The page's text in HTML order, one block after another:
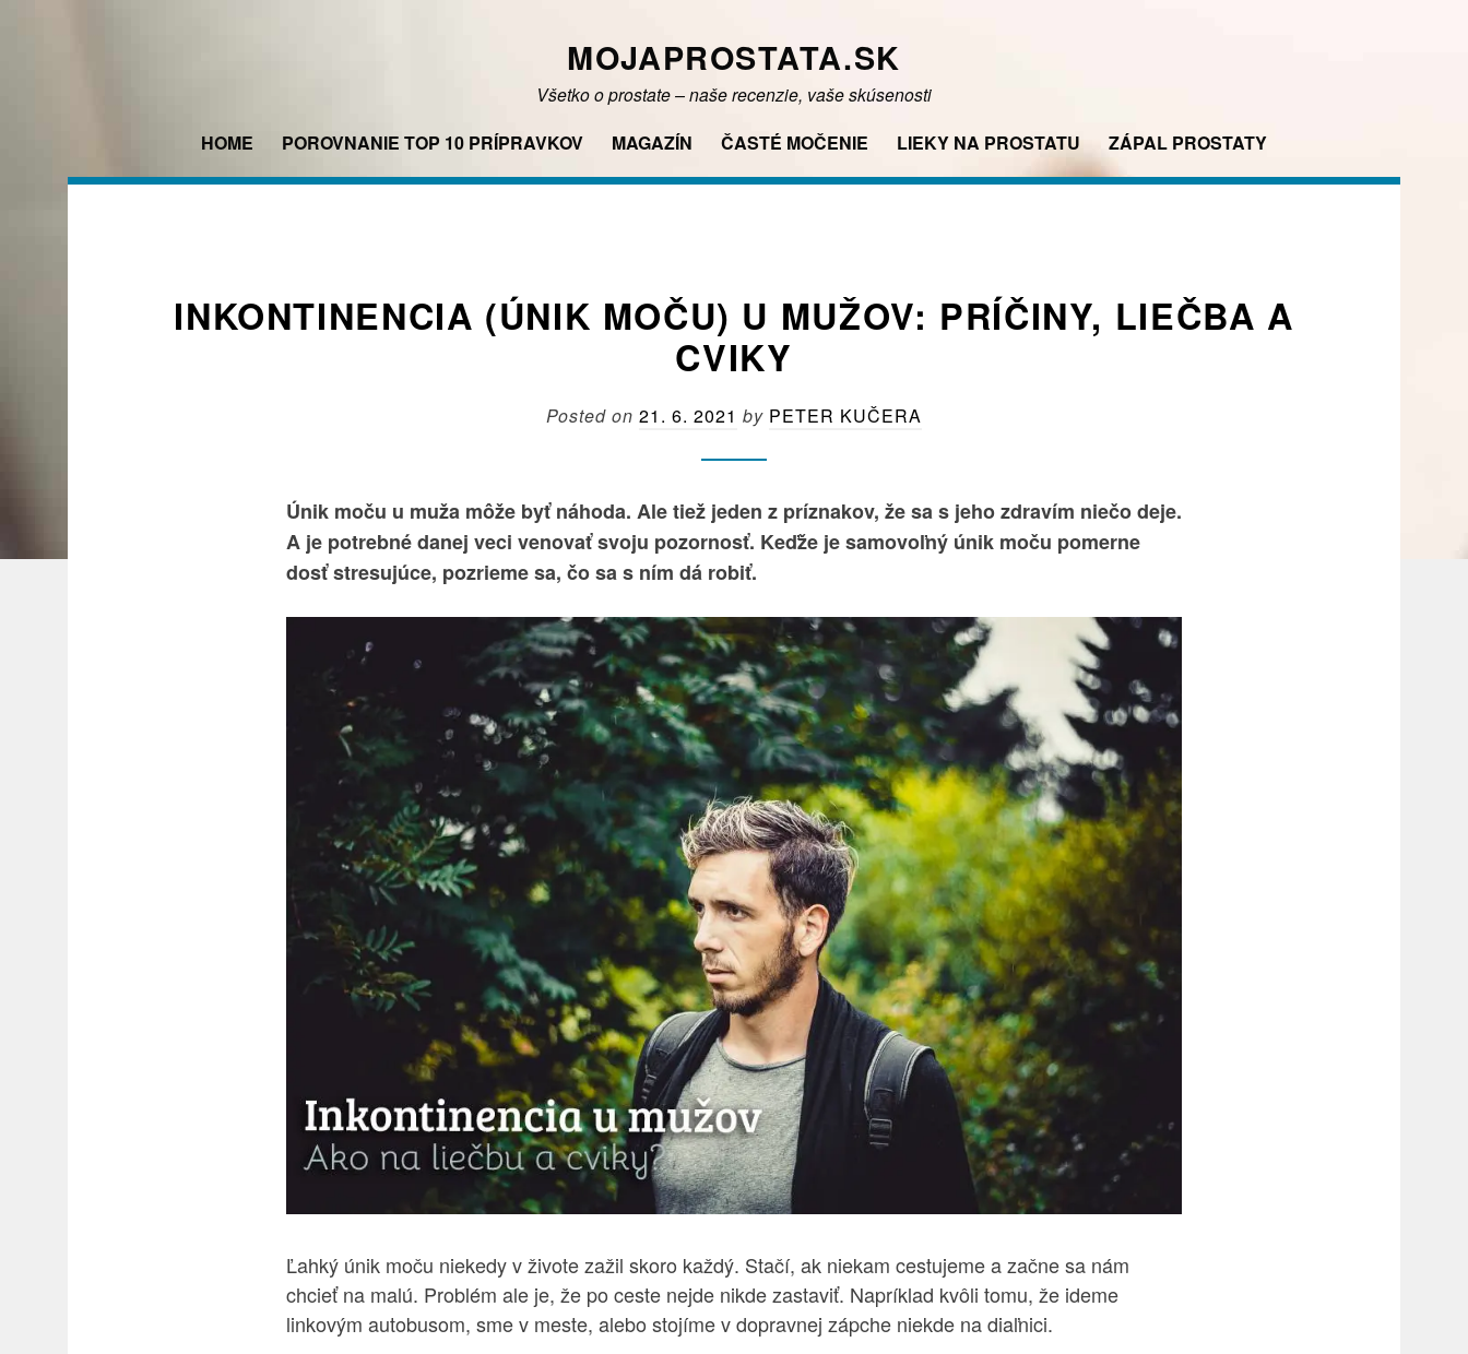
MOJAPROSTATA.SK
Všetko o prostate – naše recenzie, vaše skúsenosti
HOME POROVNANIE TOP 10 PRÍPRAVKOV MAGAZÍN ČASTÉ MOČENIE LIEKY NA PROSTATU ZÁPAL PROSTATY
INKONTINENCIA (ÚNIK MOČU) U MUŽOV: PRÍČINY, LIEČBA A
CVIKY
Posted on 21. 6. 2021 by PETER KUČERA
Únik moču u muža môže byť náhoda. Ale tiež jeden z príznakov, že sa s jeho zdravím niečo deje.
A je potrebné danej veci venovať svoju pozornosť. Keďže je samovoľný únik moču pomerne
dosť stresujúce, pozrieme sa, čo sa s ním dá robiť.
Ľahký únik moču niekedy v živote zažil skoro každý. Stačí, ak niekam cestujeme a začne sa nám
chcieť na malú. Problém ale je, že po ceste nejde nikde zastaviť. Napríklad kvôli tomu, že ideme
linkovým autobusom, sme v meste, alebo stojíme v dopravnej zápche niekde na diaľnici.